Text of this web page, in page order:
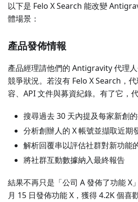
以下是 Felo X Search 能改變
體場景：
產品發佈情報
產品經理請他們的 Antigravity 代理
競爭狀況。若沒有 Felo X Search，
容、API 文件與募資紀錄。有了它，
搜尋過去 30 天內提及每家新創
分析創辦人的 X 帳號並擷取近期
解析回覆串以評估社群對新功能
將社群互動數據納入最終報告
結果不再只是「公司 A 發佈了功能 X
月 15 日發佈功能 X，獲得 4.2K 個喜